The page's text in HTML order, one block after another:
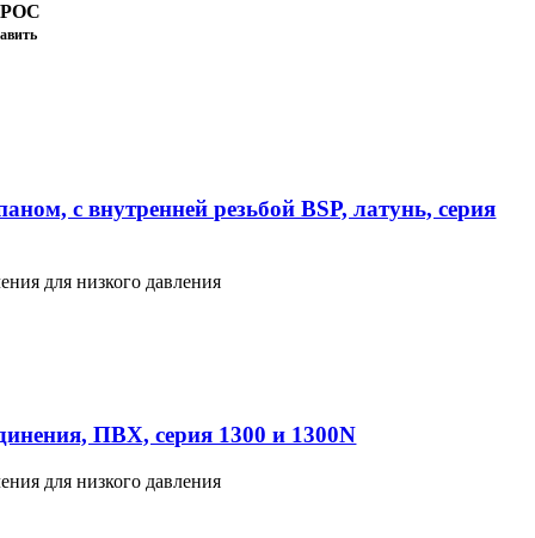
с внутренней резьбой BSP, латунь, серия
для низкого давления
ПВХ, серия 1300 и 1300N
для низкого давления